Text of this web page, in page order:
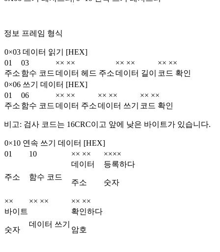
정보 프레임 형식
0×03 데이터 읽기 [HEX]
01
03 ×× ×× ×× ××
×× ××
주소 함수 코드 데이터 헤드 주소데이터 길이
코드 확인
0×06 쓰기 데이터 [HEX]
01
06 ×× ×× ×× ××
×× ××
주소 함수 코드 데이터 주소데이터 쓰기 코드 확인
비고: 검사 코드는 16CRC이고 앞에 낮은 바이트가 있습니다.
0×10 연속 쓰기 데이터 [HEX]
01
10 ×× ×× ××××
주소 함수 코드
데이터
주소
등록하다
숫자
×× ×× ××
×× ××
바이트
숫자
데이터 쓰기
확인하다
암호